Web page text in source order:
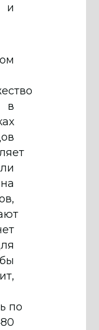
и
в
по